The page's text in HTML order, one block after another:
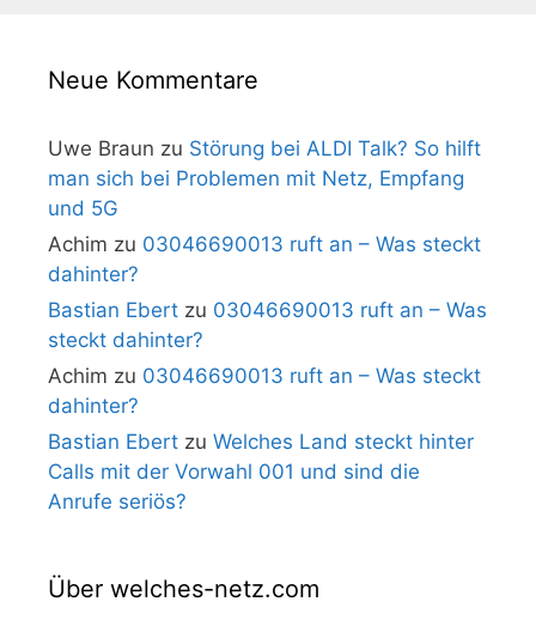
Neue Kommentare
Uwe Braun zu Störung bei ALDI Talk? So hilft
man sich bei Problemen mit Netz, Empfang
und 5G
Achim zu 03046690013 ruft an – Was steckt
dahinter?
Bastian Ebert zu 03046690013 ruft an – Was
steckt dahinter?
Achim zu 03046690013 ruft an – Was steckt
dahinter?
Bastian Ebert zu Welches Land steckt hinter
Calls mit der Vorwahl 001 und sind die
Anrufe seriös?
Über welches-netz.com